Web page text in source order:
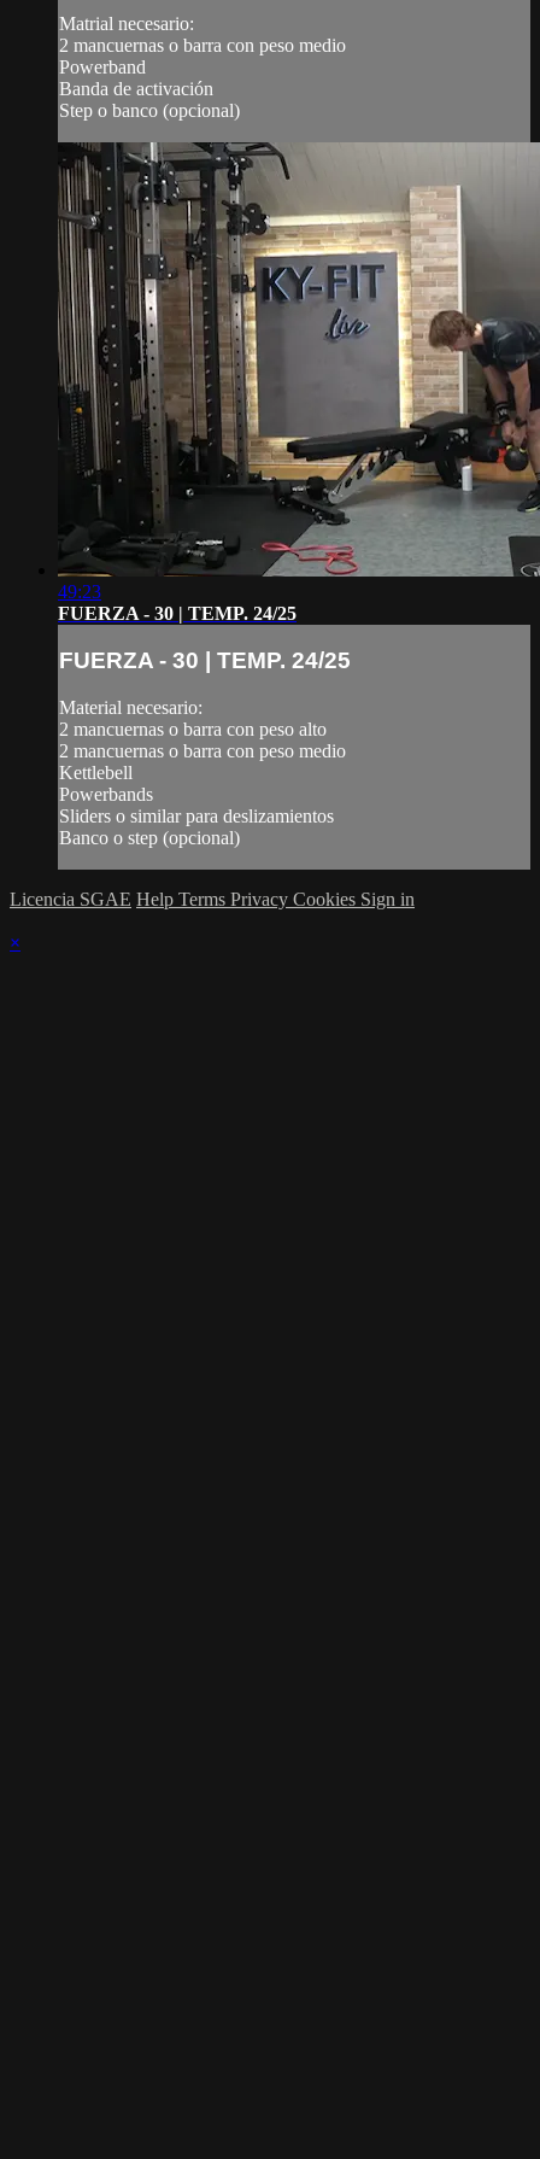
Matrial necesario:
2 mancuernas o barra con peso medio
Powerband
Banda de activación
Step o banco (opcional)
49:23
FUERZA - 30 | TEMP. 24/25
FUERZA - 30 | TEMP. 24/25
Material necesario:
2 mancuernas o barra con peso alto
2 mancuernas o barra con peso medio
Kettlebell
Powerbands
Sliders o similar para deslizamientos
Banco o step (opcional)
Licencia SGAE Help Terms Privacy Cookies Sign in
×